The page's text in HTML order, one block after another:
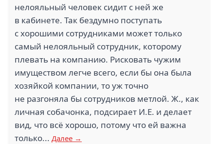
ПРОМТОР (2)
1
ФИРМА ЭЛАКС (2)
1
РУССКАЯ
ТЕЛЕФОННАЯ
КОМПАНИЯ (2)
БЕЛСТРОЙКОМФОРТ
нелояльный человек сидит с ней же
в кабинете. Так бездумно поступать
с хорошими сотрудниками может только
самый нелояльный сотрудник, которому
плевать на компанию. Рисковать чужим
имуществом легче всего, если бы она была
хозяйкой компании, то уж точно
не разгоняла бы сотрудников метлой. Ж., как
личная собачонка, подсирает И.Е. и делает
вид, что всё хорошо, потому что ей важна
только... Далее →